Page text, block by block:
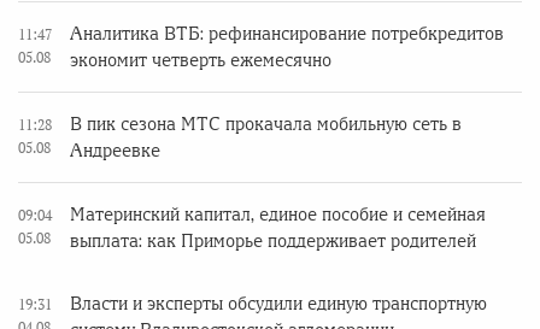
11:47
05.08
Аналитика ВТБ: рефинансирование потребкредитов
экономит четверть ежемесячно
11:28
05.08
В пик сезона МТС прокачала мобильную сеть в
Андреевке
09:04
05.08
Материнский капитал, единое пособие и семейная
выплата: как Приморье поддерживает родителей
19:31
Власти и эксперты обсудили единую транспортную